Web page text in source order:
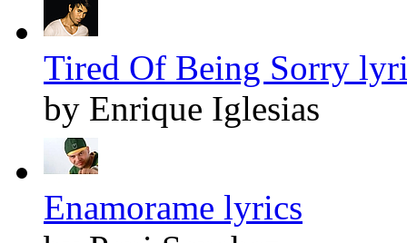
Tired Of Being Sorry
by Enrique Iglesias
Enamorame lyrics